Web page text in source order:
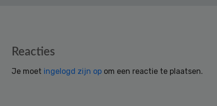
Reader
Reacties
Je moet ingelogd zijn op om een reactie te plaatsen.